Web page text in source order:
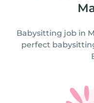
Babysitting job in
perfect